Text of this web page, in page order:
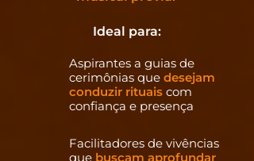
Ideal para:
Aspirantes a guias de
cerimônias que desejam
conduzir rituais com
confiança e presença
Facilitadores de vivências
que buscam aprofundar